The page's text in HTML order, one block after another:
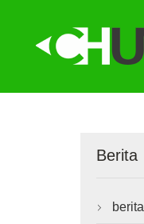
Berita
